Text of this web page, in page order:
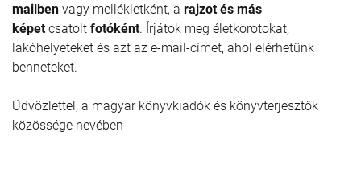
mailben vagy mellékletként, a rajzot és más
képet csatolt fotóként. Írjátok meg életkorotokat,
lakóhelyeteket és azt az e-mail-címet, ahol elérhetünk
benneteket.
Üdvözlettel, a magyar könyvkiadók és könyvterjesztők
közössége nevében